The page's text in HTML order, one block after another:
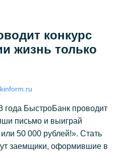
конкурс
жизнь только
БыстроБанк проводит
письмо и выиграй
50 000 рублей!». Стать
заемщики, оформившие в